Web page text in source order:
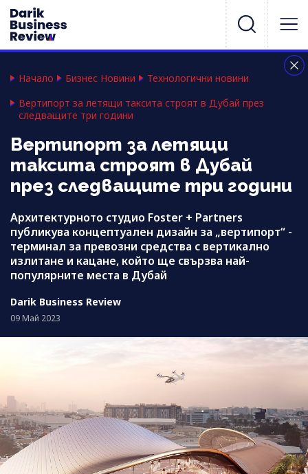
Начало Бизнес Новини
Технологични новини
Вертипорт за летящи таксита строят в Дубай през
следващите три години
Вертипорт за летящи
таксита строят в Дубай
през следващите три години
Архитектурното студио Foster + Partners
публикува концептуален дизайн за „вертипорт“ -
терминал за превозни средства с вертикално
излитане и кацане, който ще свързва най-
популярните места в Дубай
Darik Business Review
09 Май 2023